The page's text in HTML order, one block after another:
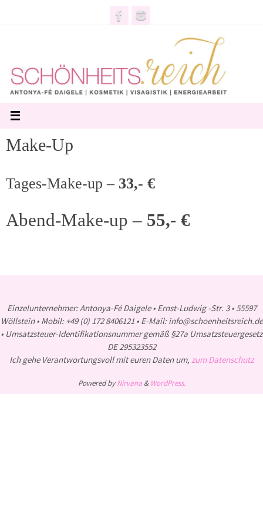
Make-Up
Tages-Make-up – 33,- €
Abend-Make-up – 55,- €
Einzelunternehmer: Antonya-Fé Daigele • Ernst-Ludwig -Str. 3 • 55597
Wöllstein • Mobil: +49 (0) 172 8406121 • E-Mail: info@schoenheitsreich.de
• Umsatzsteuer-Identifikationsnummer gemäß §27a Umsatzsteuergesetz
DE 295323552
Ich gehe Verantwortungsvoll mit euren Daten um, zum Datenschutz
Powered byNirvana& WordPress.